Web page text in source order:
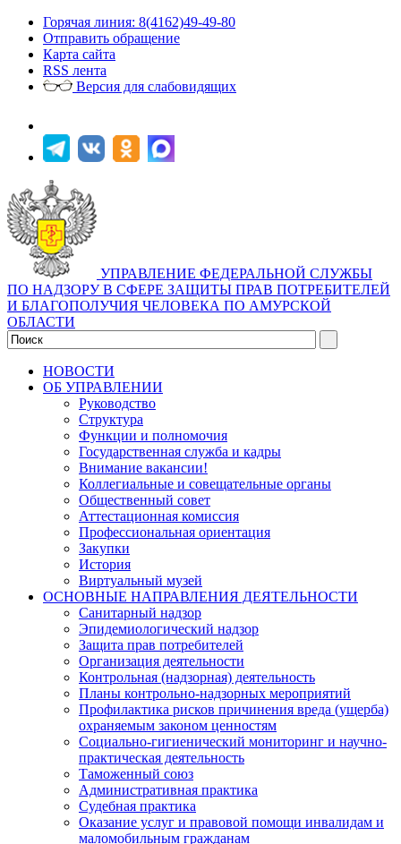
Горячая линия: 8(4162)49-49-80
Отправить обращение
Карта сайта
RSS лента
Версия для слабовидящих
УПРАВЛЕНИЕ ФЕДЕРАЛЬНОЙ СЛУЖБЫ
ПО НАДЗОРУ В СФЕРЕ ЗАЩИТЫ ПРАВ ПОТРЕБИТЕЛЕЙ
И БЛАГОПОЛУЧИЯ ЧЕЛОВЕКА ПО АМУРСКОЙ
ОБЛАСТИ
НОВОСТИ
ОБ УПРАВЛЕНИИ
Руководство
Структура
Функции и полномочия
Государственная служба и кадры
Внимание вакансии!
Коллегиальные и совещательные органы
Общественный совет
Аттестационная комиссия
Профессиональная ориентация
Закупки
История
Виртуальный музей
ОСНОВНЫЕ НАПРАВЛЕНИЯ ДЕЯТЕЛЬНОСТИ
Санитарный надзор
Эпидемиологический надзор
Защита прав потребителей
Организация деятельности
Контрольная (надзорная) деятельность
Планы контрольно-надзорных мероприятий
Профилактика рисков причинения вреда (ущерба)
охраняемым законом ценностям
Социально-гигиенический мониторинг и научно-
практическая деятельность
Таможенный союз
Административная практика
Судебная практика
Оказание услуг и правовой помощи инвалидам и
маломобильным гражданам